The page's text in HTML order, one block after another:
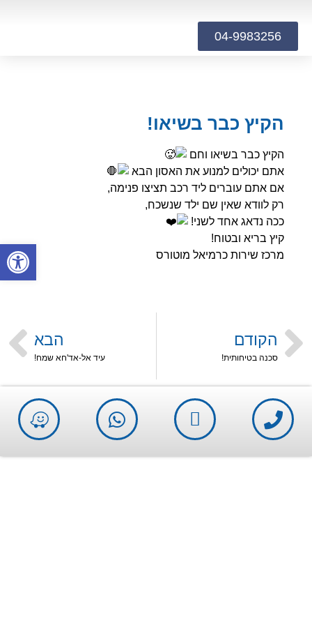
04-9983256
הקיץ כבר בשיאו!
הקיץ כבר בשיאו וחם
אתם יכולים למנוע את האסון הבא
אם אתם עוברים ליד רכב תציצו פנימה,
רק לוודא שאין שם ילד שנשכח,
ככה נדאג אחד לשני!
קיץ בריא ובטוח!
מרכז שירות כרמיאל מוטורס
הקודם
סכנה בטיחותית!
הבא
עיד אל-אד'חא שמח!